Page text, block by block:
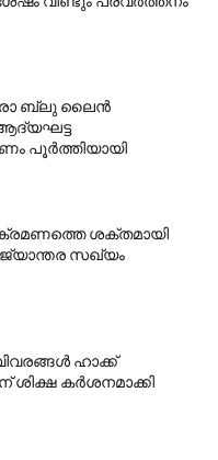
ബ്ലു ലൈന്‍
പൂര്‍ത്തിയായി
ശക്തമായി
സഖ്യം
ഹാക്ക്
ശിക്ഷ കര്‍ശനമാക്കി